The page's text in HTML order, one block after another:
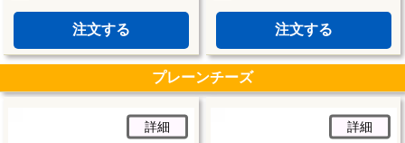
注文する 注文する
プレーンチーズ
詳細 詳細